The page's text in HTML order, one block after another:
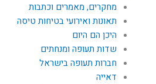
מחקרים, מאמרים וכתבות
תאונות ואירועי בטיחות טיסה
היכן הם היום
שדות תעופה ומנחתים
חברות תעופה בישראל
דאייה